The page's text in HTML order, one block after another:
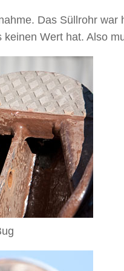
Das Süllrohr
Wert hat. Also